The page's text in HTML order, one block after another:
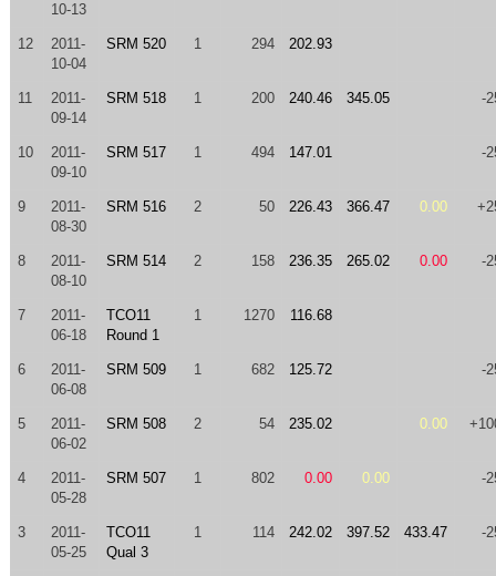
10-13
12
2011-
10-04
SRM 520 1 294 202.93
11
2011-
09-14
SRM 518 1 200 240.46 345.05 -
10
2011-
09-10
SRM 517 1 494 147.01 -
9
2011-
08-30
SRM 516 2 50 226.43 366.47 0.00
8
2011-
08-10
SRM 514 2 158 236.35 265.02 0.00 -
7
2011-
06-18
TCO11
Round 1
1 1270 116.68
6
2011-
06-08
SRM 509 1 682 125.72 -
5
2011-
06-02
SRM 508 2 54 235.02 0.00
4
2011-
05-28
SRM 507 1 802 0.00 0.00 -
3
2011-
05-25
TCO11
Qual 3
1 114 242.02 397.52 433.47 -